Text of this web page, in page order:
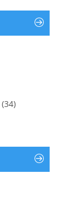
(34)